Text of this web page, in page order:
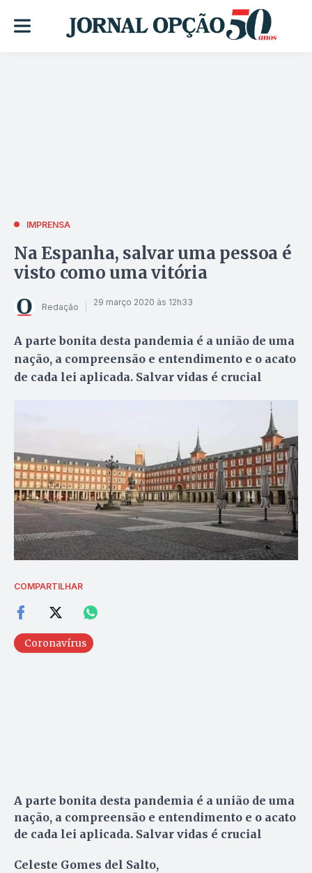
IMPRENSA
Na Espanha, salvar uma pessoa é
visto como uma vitória
Redação 29 março 2020 às 12h33
A parte bonita desta pandemia é a união de uma
nação, a compreensão e entendimento e o acato
de cada lei aplicada. Salvar vidas é crucial
COMPARTILHAR
Coronavírus
A parte bonita desta pandemia é a união de uma
nação, a compreensão e entendimento e o acato
de cada lei aplicada. Salvar vidas é crucial
Celeste Gomes del Salto,